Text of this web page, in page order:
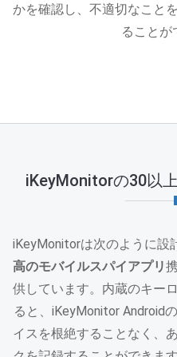
かを確認し、不適切なこと
ることが
iKeyMonitorの30以
iKeyMonitorは次のように設
高のモバイルスパイアプリ
供しています。内蔵のキー
ると、iKeyMonitor Android
イスを根絶することなく、